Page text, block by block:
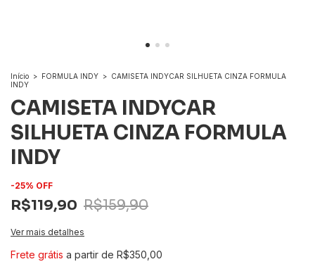
Início > FORMULA INDY > CAMISETA INDYCAR SILHUETA CINZA FORMULA
INDY
CAMISETA INDYCAR
SILHUETA CINZA FORMULA
INDY
-25% OFF
R$119,90 R$159,90
Ver mais detalhes
Frete grátis a partir de R$350,00